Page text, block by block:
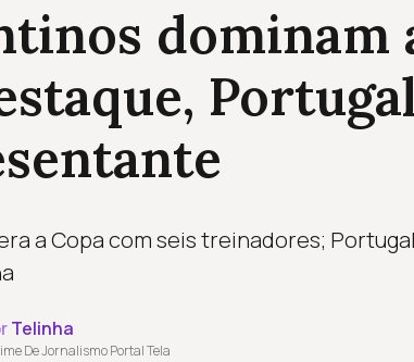
dominam
a Copa com seis treinadores;
Telinha
De Jornalismo Portal Tela